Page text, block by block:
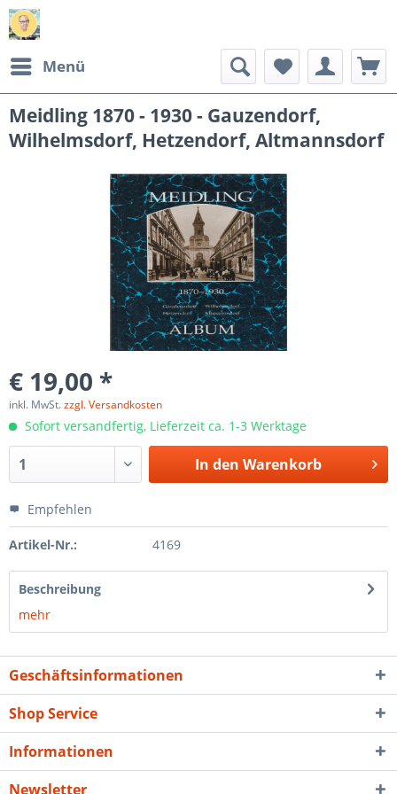
Menü
Meidling 1870 - 1930 - Gauzendorf,
Wilhelmsdorf, Hetzendorf, Altmannsdorf
€ 19,00 *
inkl. MwSt.zzgl. Versandkosten
Sofort versandfertig, Lieferzeit ca. 1-3 Werktage
In den Warenkorb
Empfehlen
Artikel-Nr.: 4169
Beschreibung
mehr
Geschäftsinformationen
Shop Service
Informationen
Newsletter